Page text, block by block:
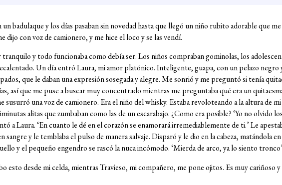
un badulaque y los días pasaban sin novedad hasta que llegó un niño rubito adorable que
dijo con voz de camionero, y me hice el loco y se las vendí.
tranquilo y todo funcionaba como debía ser. Los niños compraban gominolas, los
Un día entró Laura, mi amor platónico. Inteligente, guapa, con un pelazo negro
que le daban una expresión sosegada y alegre. Me sonrió y me preguntó si tenía
así que me puse a buscar muy concentrado mientras me preguntaba qué era un
susurró una voz de camionero. Era el niño del whisky. Estaba revoloteando a la altura de
alitas que zumbaban como las de un escarabajo. ¿Como era posible? ‘Yo no olvido
a Laura. ‘En cuanto le dé en el corazón se enamorará irremediablemente de ti.’ Le
sangre y le temblaba el pulso de manera salvaje. Disparó y le dio en la cabeza, matándola
y el pequeño engendro se rascó la nuca incómodo. ‘Mierda de arco, ya lo siento
esto desde mi celda, mientras Travieso, mi compañero, me pone ojitos. Es muy cariñoso